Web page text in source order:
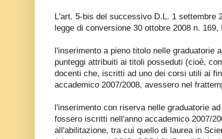
L'art. 5-bis del successivo D.L. 1 settembre
legge di conversione 30 ottobre 2008 n.
l'inserimento a pieno titolo nelle graduatorie
punteggi attribuiti ai titoli posseduti (cioè,
docenti che, iscritti ad uno dei corsi utili ai
accademico 2007/2008, avessero nel
l'inserimento con riserva nelle graduatorie
fossero iscritti nell'anno accademico 2007/
all'abilitazione, tra cui quello di laurea in